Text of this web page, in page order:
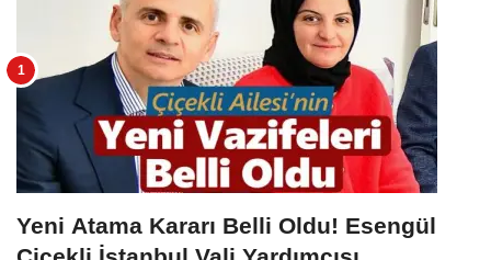
Yeni Atama Kararı Belli Oldu! Esengül